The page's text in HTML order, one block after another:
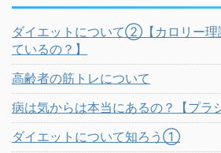
ダイエットについて②【カロリー理
ているの？】
高齢者の筋トレについて
病は気からは本当にあるの？【プラ
ダイエットについて知ろう①